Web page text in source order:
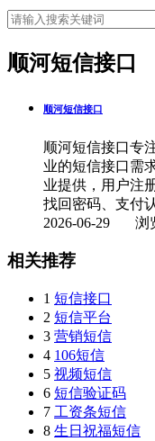
顺河短信接口
顺河短信接口
顺河短信接口专
业的短信接口需
业提供，用户注
找回密码、支付
2026-06-29 浏
相关推荐
1 短信接口
2 短信平台
3 营销短信
4 106短信
5 视频短信
6 短信验证码
7 工资条短信
8 生日祝福短信